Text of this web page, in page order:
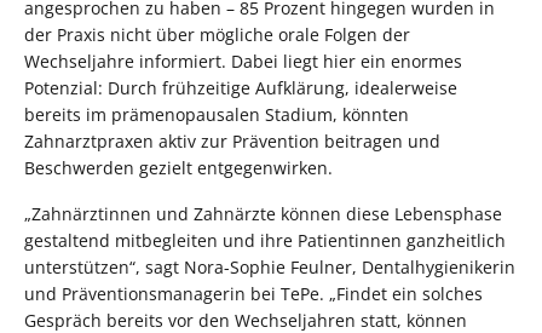
angesprochen zu haben – 85 Prozent hingegen wurden in
der Praxis nicht über mögliche orale Folgen der
Wechseljahre informiert. Dabei liegt hier ein enormes
Potenzial: Durch frühzeitige Aufklärung, idealerweise
bereits im prämenopausalen Stadium, könnten
Zahnarztpraxen aktiv zur Prävention beitragen und
Beschwerden gezielt entgegenwirken.
„Zahnärztinnen und Zahnärzte können diese Lebensphase
gestaltend mitbegleiten und ihre Patientinnen ganzheitlich
unterstützen“, sagt Nora-Sophie Feulner, Dentalhygienikerin
und Präventionsmanagerin bei TePe. „Findet ein solches
Gespräch bereits vor den Wechseljahren statt, können